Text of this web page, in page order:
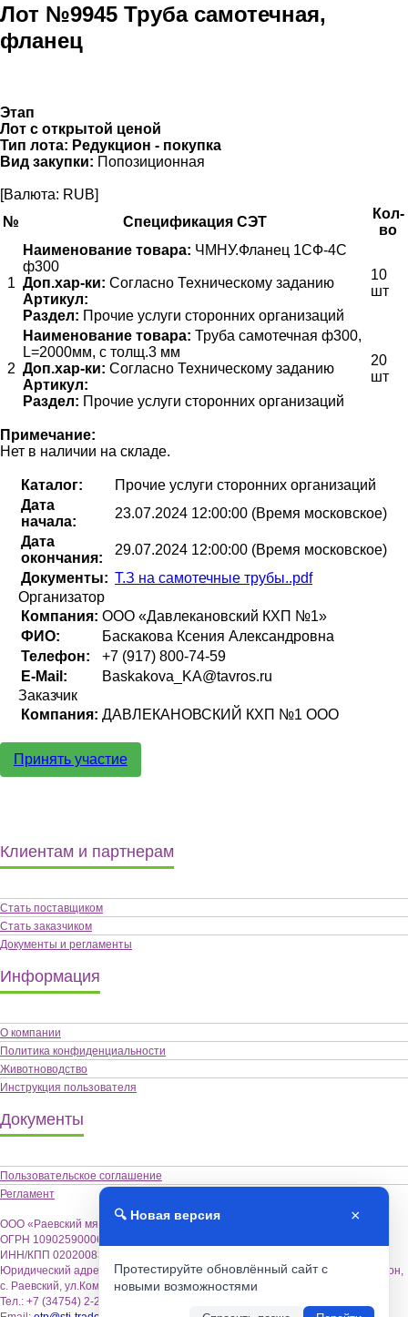
Лот №9945 Труба самотечная,
фланец
Этап
Лот с открытой ценой
Тип лота: Редукцион - покупка
Вид закупки: Попозиционная
[Валюта: RUB]
№
Спецификация СЭТ
Кол-
во
1
Наименование товара: ЧМНУ.Фланец 1СФ-4С
ф300
Доп.хар-ки: Согласно Техническому заданию
Артикул:
Раздел: Прочие услуги сторонних организаций
10
шт
2
Наименование товара: Труба самотечная ф300,
L=2000мм, с толщ.3 мм
Доп.хар-ки: Согласно Техническому заданию
Артикул:
Раздел: Прочие услуги сторонних организаций
20
шт
Примечание:
Нет в наличии на складе.
Каталог:
Прочие услуги сторонних организаций
Дата
начала:
23.07.2024 12:00:00 (Время московское)
Дата
окончания:
29.07.2024 12:00:00 (Время московское)
Документы: Т.З на самотечные трубы..pdf
Организатор
Компания: ООО «Давлекановский КХП №1»
ФИО:
Баскакова Ксения Александровна
Телефон:
+7 (917) 800-74-59
E-Mail:
Baskakova_KA@tavros.ru
Заказчик
Компания: ДАВЛЕКАНОВСКИЙ КХП №1 ООО
Принять участие
Клиентам и партнерам
Стать поставщиком
Стать заказчиком
Документы и регламенты
Информация
О компании
Политика конфиденциальности
Животноводство
Инструкция пользователя
Документы
Пользовательское соглашение
Регламент
ООО «Раевский мясокомбинат «Альшей-мясо»,
ОГРН 1090259000622
ИНН/КПП 0202008355 / 020201001
Юридический адрес: 452122, Республика Башкортостан, Альшеевский район,
с. Раевский, ул.Коммунистическая,18.
Тел.: +7 (34754) 2-26-70
🔍 Новая версия ×
Протестируйте обновлённый сайт с
новыми возможностями